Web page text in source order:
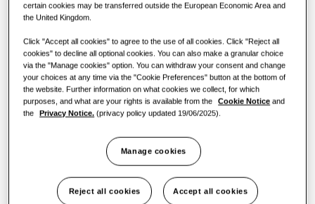
Канцеларија
Одржливост
One Samsung
28.0KW 33.6KW 40.0KW 45.0KW
50.4KW
Достапна моќност
3 фази
Испрати барање
certain cookies may be transferred outside the European Economic Area and
the United Kingdom.
Click "Accept all cookies" to agree to the use of all cookies. Click "Reject all
cookies" to decline all optional cookies. You can also make a granular choice
via the "Manage cookies" option. You can withdraw your consent and change
your choices at any time via the "Cookie Preferences" button at the bottom of
the website. Further information on what cookies we collect, for which
purposes, and what are your rights is available from the
Cookie Notice and
the
Privacy Notice. (privacy policy updated 19/06/2025).
Manage cookies
Reject all cookies Accept all cookies